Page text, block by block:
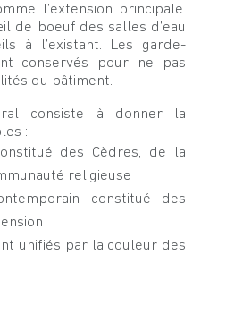
l’extension principale.
de boeuf des salles d’eau
à l’existant. Les garde-
conservés pour ne pas
du bâtiment.
consiste à donner la
:
des Cèdres, de la
religieuse
constitué des
unifiés par la couleur des